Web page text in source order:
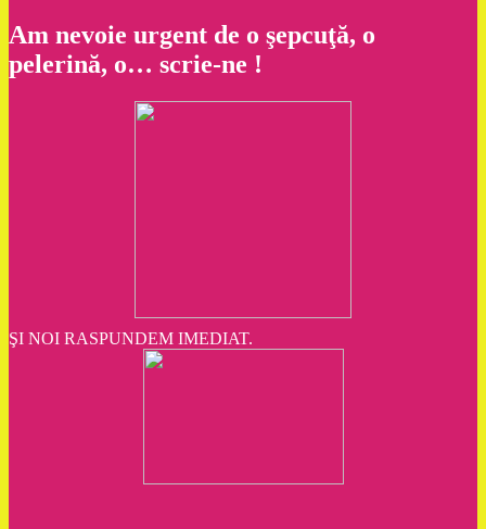
Am nevoie urgent de o şepcuţă, o
pelerină, o… scrie-ne !
ŞI NOI RASPUNDEM IMEDIAT.